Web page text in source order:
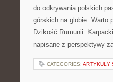
do odkrywania polskich
górskich na globie. Warto
Dzikość Rumunii.
napisane z perspektywy
CATEGORIES: ARTYKUŁY